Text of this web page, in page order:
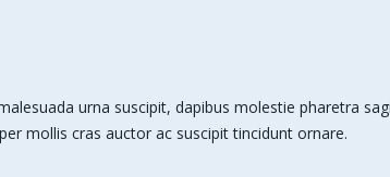
urna suscipit, dapibus molestie pharetra
mollis cras auctor ac suscipit tincidunt ornare.